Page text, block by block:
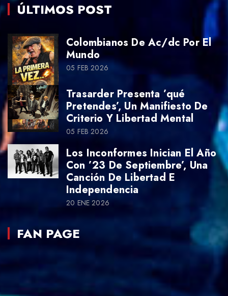
ÚLTIMOS POST
Colombianos De Ac/dc Por El
Mundo
05 FEB 2026
Trasarder Presenta ’qué
Pretendes’, Un Manifiesto De
Criterio Y Libertad Mental
05 FEB 2026
Los Inconformes Inician El Año
Con ’23 De Septiembre’, Una
Canción De Libertad E
Independencia
20 ENE 2026
FAN PAGE